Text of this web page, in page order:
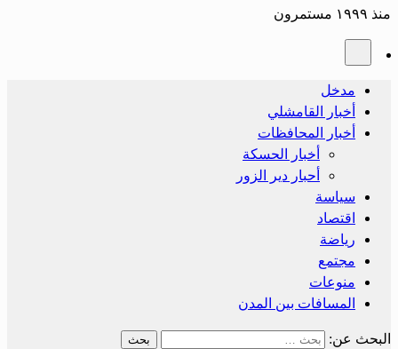
منذ ١٩٩٩ مستمرون
مدخل
أخبار القامشلي
أخبار المحافظات
أخبار الحسكة
أحبار دير الزور
سياسة
اقتصاد
رياضة
مجتمع
منوعات
المسافات بين المدن
البحث عن: